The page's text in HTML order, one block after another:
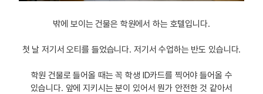
밖에 보이는 건물은 학원에서 하는 호텔입니다.
첫 날 저기서 오티를 들었습니다. 저기서 수업하는 반도 있습니다.
학원 건물로 들어올 때는 꼭 학생 ID카드를 찍어야 들어올 수
있습니다. 앞에 지키시는 분이 있어서 뭔가 안전한 것 같아서